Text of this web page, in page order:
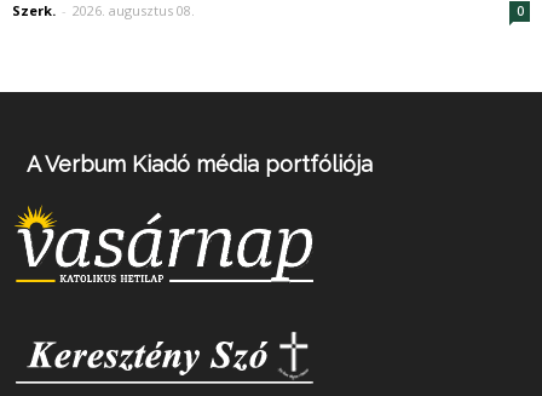
Szerk. - 2026. augusztus 08. 0
A Verbum Kiadó média portfóliója